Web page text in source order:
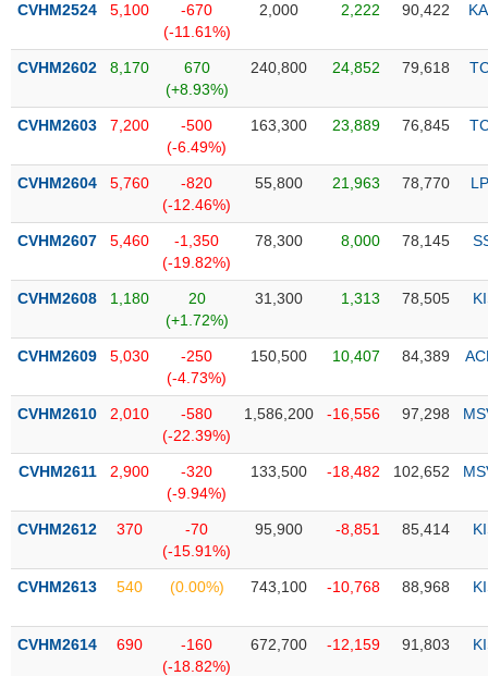
thái
phiếu
mô
thị
Niêm
Niêm
mới
yết
sung
niêm
yết
Theo
dõi
biệt
CVHM2524 5,100
-670
(-11.61%)
2,000 2,222 90,422
CVHM2602 8,170
670
(+8.93%)
240,800 24,852 79,618
CVHM2603 7,200
-500
(-6.49%)
163,300 23,889 76,845
CVHM2604 5,760
-820
(-12.46%)
55,800 21,963 78,770
CVHM2607 5,460
-1,350
(-19.82%)
78,300 8,000 78,145
CVHM2608 1,180
20
(+1.72%)
31,300 1,313 78,505
CVHM2609 5,030
-250
(-4.73%)
150,500 10,407 84,389
CVHM2610 2,010
-580
(-22.39%)
1,586,200 -16,556 97,298
CVHM2611 2,900
-320
(-9.94%)
133,500 -18,482 102,652
CVHM2612 370
-70
(-15.91%)
95,900 -8,851 85,414
CVHM2613 540 (0.00%) 743,100 -10,768 88,968
CVHM2614 690
-160
(-18.82%)
672,700 -12,159 91,803
NGÀNH
DOANH
NGHIỆP
PHIẾU
PHÁI
TRÁI
CÔNG
ĐẦU
TƯ